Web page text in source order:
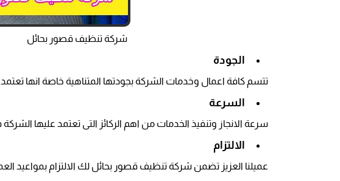
شركة تنظيف قصور بحائل
الجودة
تتسم كافة اعمال وخدمات الشركة بجودتها المتناهية خاصة انها
السرعة
سرعة الانجاز وتنفيذ الخدمات من اهم الركائز التى تعتمد عليها
الالتزام
عميلنا العزيز تضمن شركة تنظيف قصور بحائل لك الالتزام بمواعيد